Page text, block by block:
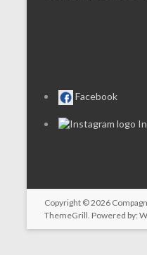
Facebook
Copyright © 2026
ThemeGrill. Powered by: